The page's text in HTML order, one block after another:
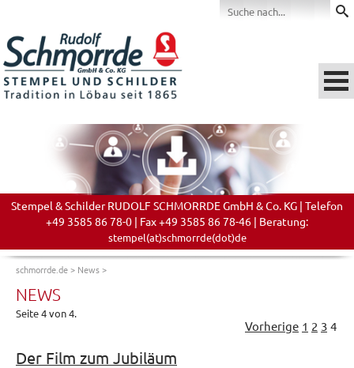
Stempel & Schilder RUDOLF SCHMORRDE GmbH & Co. KG | Telefon
+49 3585 86 78-0 | Fax +49 3585 86 78-46 | Beratung:
stempel(at)schmorrde(dot)de
schmorrde.de> News>
NEWS
Seite 4 von 4.
Vorherige 1 2 3 4
Der Film zum Jubiläum